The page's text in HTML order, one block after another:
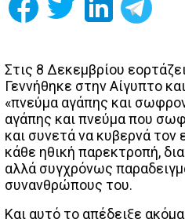
Στις 8 Δεκεμβρίου
Γεννήθηκε στην Αίγυπτο
«πνεύμα αγάπης και
αγάπης και πνεύμα που
και συνετά να κυβερνά
κάθε ηθική παρεκτροπή,
αλλά συγχρόνως
συνανθρώπους του.
Και αυτό το απέδειξε